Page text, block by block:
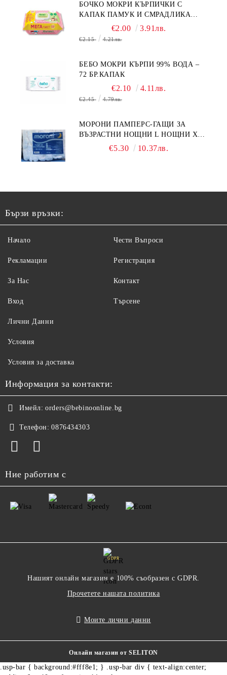
БОЧКО МОКРИ КЪРПИЧКИ С
КАПАК ПАМУК И СМРАДЛИКА
€2.00 3.91лв.
€2.15 4.21лв.
БЕБО МОКРИ КЪРПИ 99% ВОДА –
72 БР.КАПАК
€2.10 4.11лв.
€2.45 4.79лв.
МОРОНИ ПАМПЕРС-ГАЩИ ЗА
ВЪЗРАСТНИ НОЩНИ L НОЩНИ X
€5.30 10.37лв.
Бързи връзки:
Начало
Рекламации
За Нас
Вход
Чести Въпроси
Регистрация
Контакт
Търсене
Лични Данни
Условия
Условия за доставка
Информация за контакти:
Имейл: orders@bebinoonline.bg
Телефон: 0876434303
Ние работим с
GDPR
Нашият онлайн магазин е 100% съобразен с GDPR.
Прочетете нашата политика
Моите лични данни
Онлайн магазин от SELITON
.usp-bar { background:#fff8e1; } .usp-bar div { text-align:center;